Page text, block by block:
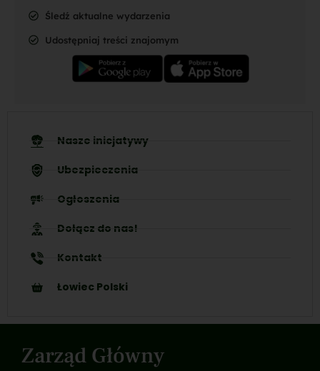
Śledź aktualne wydarzenia
Udostępniaj treści znajomym
Nasze inicjatywy
Ubezpieczenia
Ogłoszenia
Dołącz do nas!
Kontakt
Łowiec Polski
Zarząd Główny